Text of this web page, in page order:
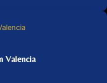
Valencia